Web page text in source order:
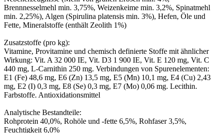
Brennnesselmehl min. 3,75%, Weizenkeime min. 3,2%, Spinatmehl
min. 2,25%), Algen (Spirulina platensis min. 3%), Hefen, Öle und
Fette, Mineralstoffe (enthält Zeolith 1%)
Zusatzstoffe (pro kg):
Vitamine, Provitamine und chemisch definierte Stoffe mit ähnlicher
Wirkung: Vit. A 32 000 IE, Vit. D3 1 900 IE, Vit. E 120 mg, Vit. C
440 mg, L-Carnithin 250 mg. Verbindungen von Spurenelementen:
E1 (Fe) 48,6 mg, E6 (Zn) 13,5 mg, E5 (Mn) 10,1 mg, E4 (Cu) 2,43
mg, E2 (I) 0,3 mg, E8 (Se) 0,3 mg, E7 (Mo) 0,06 mg. Lecithin.
Farbstoffe. Antioxidationsmittel
Analytische Bestandteile:
Rohprotein 40,0%, Rohöle und -fette 6,5%, Rohfaser 3,5%,
Feuchtigkeit 6,0%